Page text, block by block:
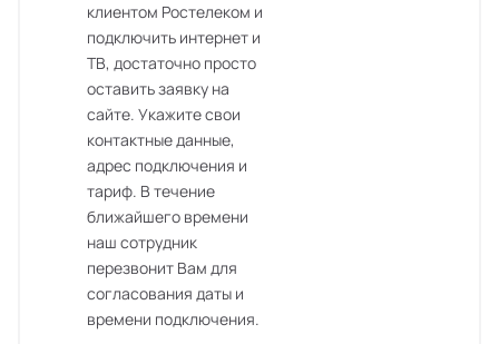
клиентом Ростелеком и
подключить интернет и
ТВ, достаточно просто
оставить заявку на
сайте. Укажите свои
контактные данные,
адрес подключения и
тариф. В течение
ближайшего времени
наш сотрудник
перезвонит Вам для
согласования даты и
времени подключения.